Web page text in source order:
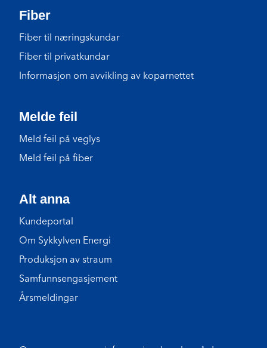
Fiber
Fiber til næringskundar
Fiber til privatkundar
Informasjon om avvikling av koparnettet
Melde feil
Meld feil på veglys
Meld feil på fiber
Alt anna
Kundeportal
Om Sykkylven Energi
Produksjon av straum
Samfunnsengasjement
Årsmeldingar